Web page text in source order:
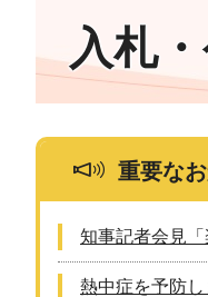
入札
重要な
知事記者会見
熱中症を予防し